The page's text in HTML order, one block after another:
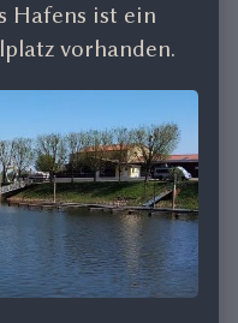
Hafens ist ein
vorhanden.